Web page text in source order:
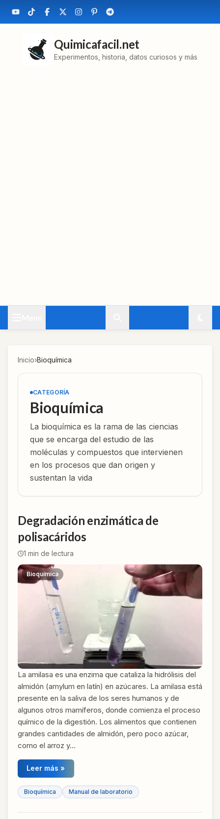
Quimicafacil.net
Experimentos, historia, datos curiosos y más
Inicio›Bioquímica
CATEGORÍA
Bioquímica
La bioquímica es la rama de las ciencias
que se encarga del estudio de las
moléculas y compuestos que intervienen
en los procesos que dan origen y
sustentan la vida
Degradación enzimática de
polisacáridos
1 min de lectura
Bioquímica
La amilasa es una enzima que cataliza la hidrólisis del
almidón (amylum en latín) en azúcares. La amilasa está
presente en la saliva de los seres humanos y de
algunos otros mamíferos, donde comienza el proceso
químico de la digestión. Los alimentos que contienen
grandes cantidades de almidón, pero poco azúcar,
como el arroz y…
Leer más »
Bioquímica Manual de laboratorio